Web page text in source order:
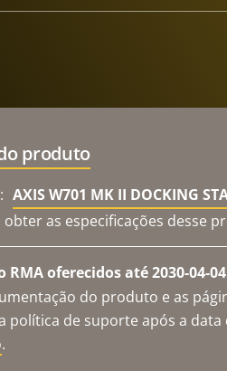
produto
AXIS W701 MK II DOCKING
as especificações desse
oferecidos até 2030-04-
do produto e as
de suporte após a data
.